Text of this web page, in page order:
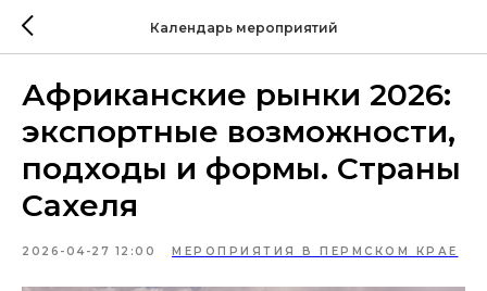
Календарь мероприятий
Африканские рынки 2026:
экспортные возможности,
подходы и формы. Страны
Сахеля
2026-04-27 12:00 МЕРОПРИЯТИЯ В ПЕРМСКОМ КРАЕ